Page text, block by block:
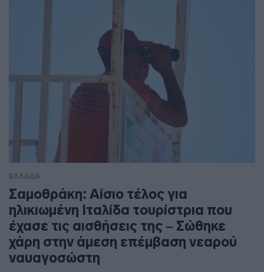
ΕΛΛΑΔΑ
Σαμοθράκη: Αίσιο τέλος για
ηλικιωμένη Ιταλίδα τουρίστρια που
έχασε τις αισθήσεις της – Σώθηκε
χάρη στην άμεση επέμβαση νεαρού
ναυαγοσώστη